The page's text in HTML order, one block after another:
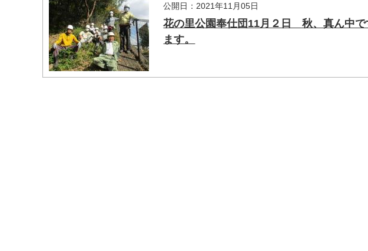
公開日：2021年11月05日
花の里公園奉仕団11月２日 秋、真ん中
ます。